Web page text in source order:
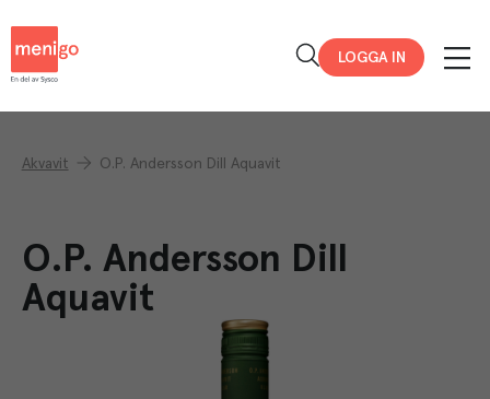
LOGGA IN
Akvavit O.P. Andersson Dill Aquavit
O.P. Andersson Dill
Aquavit